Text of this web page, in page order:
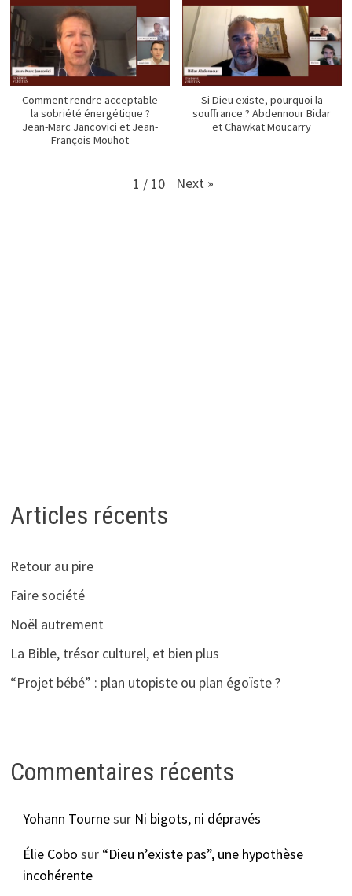
Comment rendre acceptable
la sobriété énergétique ?
Jean-Marc Jancovici et Jean-
François Mouhot
Si Dieu existe, pourquoi la
souffrance ? Abdennour Bidar
et Chawkat Moucarry
1 / 10 Next »
Articles récents
Retour au pire
Faire société
Noël autrement
La Bible, trésor culturel, et bien plus
“Projet bébé” : plan utopiste ou plan égoïste ?
Commentaires récents
Yohann Tournesur Ni bigots, ni dépravés
Élie Cobo sur “Dieu n’existe pas”, une hypothèse
incohérente